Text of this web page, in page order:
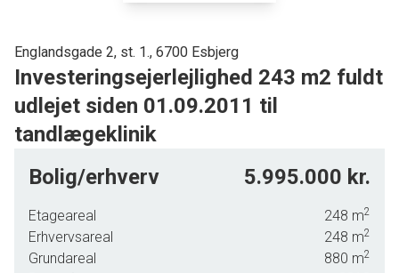
Englandsgade 2, st. 1., 6700 Esbjerg
Investeringsejerlejlighed 243 m2 fuldt
udlejet siden 01.09.2011 til
tandlægeklinik
den markante erhvervs- og boligejendom hj Englandsgade
absolut velholdt, hvidpudset m/built up tag m/hældning,
thermovinduer, fjernvarme, flotte store altaner, elevator og
egen p-kælder, hvor 2 bil-pladser + 1 motorcykelplads
Bolig/erhverv 5.995.000 kr.
Etageareal 248 m2
Erhvervsareal 248 m2
Grundareal 880 m2